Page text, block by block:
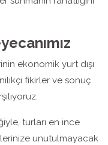
ekonomik yurt dışı
fikirler ve sonuç
turları en ince
unutulmayacak